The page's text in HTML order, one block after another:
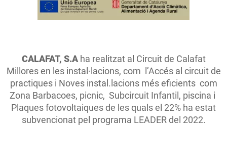
CALAFAT, S.Aha realitzat al Circuit de Calafat
Millores en les instal·lacions, com l’Accés al circuit de
practiques i Noves instal.lacions més eficients com
Zona Barbacoes, picnic, Subcircuit Infantil, piscina i
Plaques fotovoltaiques de les quals el 22% ha estat
subvencionat pel programa LEADER del 2022.